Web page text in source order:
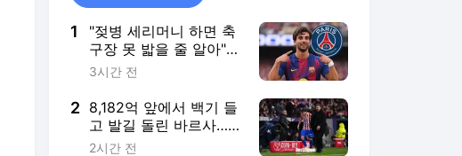
1
"젖병 세리머니 하면 축
구장 못 밟을 줄 알아"
페란 토레스, 전 여친 아
행 'OK'… 루이스 엔리케
직접 설득→ 바르셀로나
와 다음 주 협상 전망
3시간 전
2 8,182억 앞에서 백기 들
고 발길 돌린 바르사…
'이적 무산 위기' 알바레
2시간 전